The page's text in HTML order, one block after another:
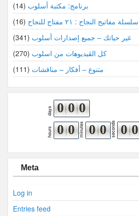
برنامج: مكتبة أسلوب (14)
سلسلة مفاتيح النجاح : ٢١ مفتاح للنجاح
(16)
غير حياتك – جميع إصدارات أسلوب (341)
كل الڤيديوهات من اسلوب (270)
متنوع – أفكار – مناقشات (111)
days 0 0 0
hours 0 0 minutes 0 0 seconds 0 0
Meta
Log in
Entries feed